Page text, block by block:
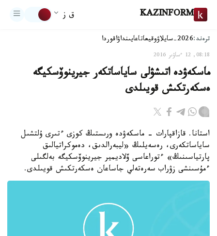
KAZINFORM ق ز
ترەند:2026-سايلاۋ وقيعاتاعايىنداۋاقوردا
08:18, 12 ءساۋىر 2016
ماسكەۋدە اتىشۋلى ساياساتكەر جيرينوۆسكيگە
ەسكەرتكىش قويىلدى
استانا. قازاقپارات - ماسكەۋدە ورىستىڭ كوزى ءتىرى ۇلتشىل
ساياساتكەرى، رەسەيلىڭ «ليبەرالدىق، دەموكراتيالىق
پارتياسىنىڭ» ءتوراعاسى ۆلاديمير جيرينوۆسكيگە بەلگىلى
ءمۇسىنشى زۋراب سەرەتەلي جاساعان ەسكەرتكىش قويىلدى.